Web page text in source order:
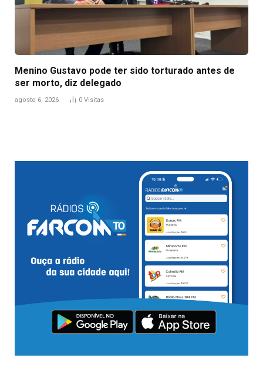
Menino Gustavo pode ter sido torturado antes de
ser morto, diz delegado
agosto 6, 2026 0 Visitas